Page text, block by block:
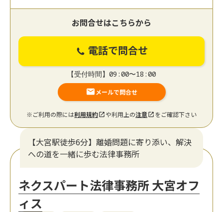
お問合せはこちらから
電話で問合せ
【受付時間】09:00〜18:00
メールで問合せ
※ご利用の際には利用規約 や利用上の注意 をご確認下さい
【大宮駅徒歩6分】離婚問題に寄り添い、解決
への道を一緒に歩む法律事務所
ネクスパート法律事務所 大宮オフ
ィス